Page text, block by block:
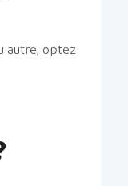
autre, optez